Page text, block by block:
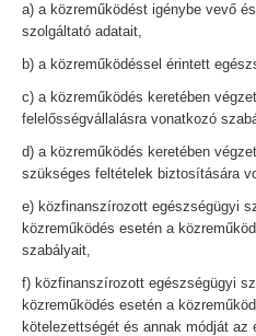
a) a közreműködést igénybe vevő
szolgáltató adatait,
b) a közreműködéssel érintett
c) a közreműködés keretében
felelősségvállalásra vonatkozó
d) a közreműködés keretében
szükséges feltételek biztosítására
e) közfinanszírozott egészségügyi
közreműködés esetén a
szabályait,
f) közfinanszírozott egészségügyi
közreműködés esetén a
kötelezettségét és annak módját